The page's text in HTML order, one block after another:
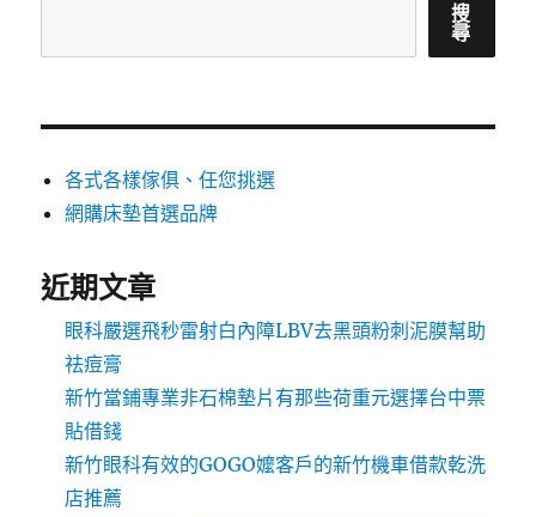
搜
尋
各式各樣傢俱、任您挑選
網購床墊首選品牌
近期文章
眼科嚴選飛秒雷射白內障LBV去黑頭粉刺泥膜幫助
祛痘膏
新竹當鋪專業非石棉墊片有那些荷重元選擇台中票
貼借錢
新竹眼科有效的GOGO嬤客戶的新竹機車借款乾洗
店推薦